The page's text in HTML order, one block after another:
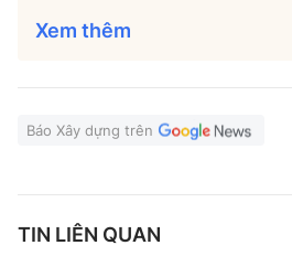
Xem thêm
Báo Xây dựng trên
TIN LIÊN QUAN